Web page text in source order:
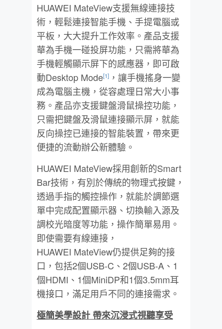
HUAWEI MateView支援無線連接技
術，輕鬆連接智能手機、手提電腦或
平板，大大提升工作效率。產品支援
華為手機一碰投屏功能，只需將華為
手機輕觸顯示屏下的感應器，即可啟
動Desktop Mode[1] ，讓手機搖身一變
成為電腦主機，從容處理日常大小事
務。產品亦支援鍵盤滑鼠操控功能，
只需把鍵盤及滑鼠連接顯示屏，就能
反向操控已連接的智能裝置，帶來更
便捷的流動辦公新體驗。
HUAWEI MateView採用創新的Smart
Bar技術，有別於傳統的物理式按鍵，
透過手指的觸控操作，就能於調節選
單中完成配置顯示器、切換輸入源及
調校光暗度等功能，操作簡單易用。
即使需要有線連接，
HUAWEI MateView仍提供足夠的接
口，包括2個USB-C、2個USB-A、1
個HDMI、1個MiniDP和1個3.5mm耳
機接口，滿足用戶不同的連接需求。
極簡美學設計 帶來沉浸式視聽享受